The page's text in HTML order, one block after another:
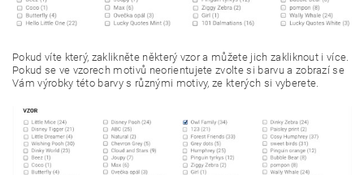
Pokud víte který, zaklikněte některý vzor a můžete jich zakliknout i více.
Pokud se ve vzorech motivů neorientujete zvolte si barvu a zobrazí se
Vám výrobky této barvy s různými motivy, ze kterých si vyberete.